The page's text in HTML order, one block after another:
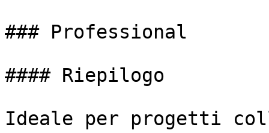
### Professional
#### Riepilogo
Ideale per progetti